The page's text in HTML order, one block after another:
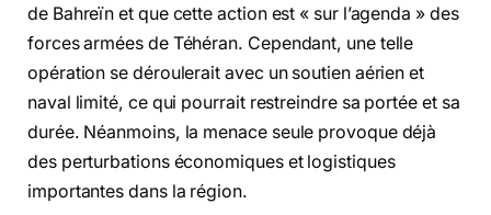
de Bahreïn et que cette action est « sur l’agenda » des
forces armées de Téhéran. Cependant, une telle
opération se déroulerait avec un soutien aérien et
naval limité, ce qui pourrait restreindre sa portée et sa
durée. Néanmoins, la menace seule provoque déjà
des perturbations économiques et logistiques
importantes dans la région.